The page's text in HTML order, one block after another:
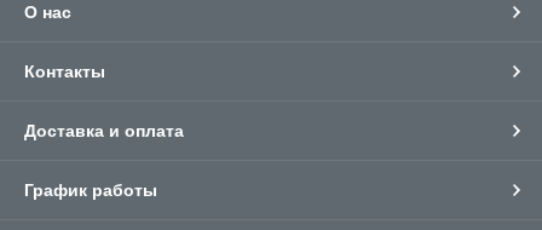
О нас
Контакты
Доставка и оплата
График работы